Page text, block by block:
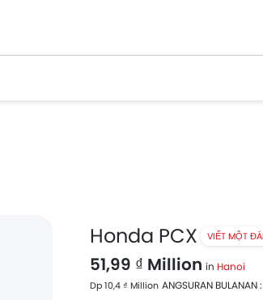
Honda PCX VIẾT MỘT
51,99 ₫ Million in Hanoi
Dp 10,4 ₫ Million ANGSURAN